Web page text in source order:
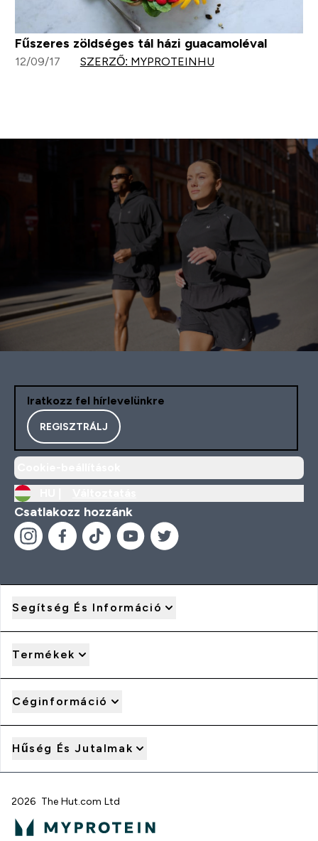
Fűszeres zöldséges tál házi guacamoléval
12/09/17 SZERZŐ: MYPROTEINHU
Iratkozz fel hírlevelünkre
REGISZTRÁLJ
Csatlakozz hozzánk
Segítség És Információ
Termékek
Céginformáció
Hűség És Jutalmak
2026 The Hut.com Ltd